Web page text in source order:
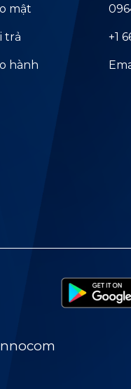
mật
trả
hành
+1